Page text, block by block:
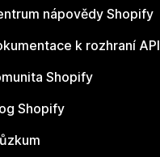
nápovědy Shopify
k rozhraní API
Shopify
Shopify